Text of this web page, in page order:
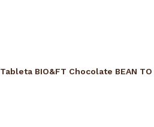
Tableta BIO&FT Chocolate BEAN